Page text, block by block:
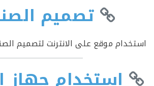
تصميم
موقع على الانترنت لتصميم الصندوق
استخدام جهاز